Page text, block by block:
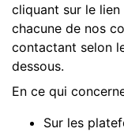
cliquant sur le
chacune de nos
contactant selon
dessous.
En ce qui
Sur les